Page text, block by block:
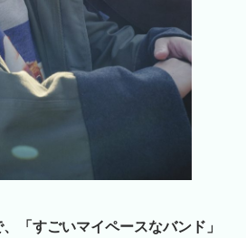
「すごいマイペースなバンド」